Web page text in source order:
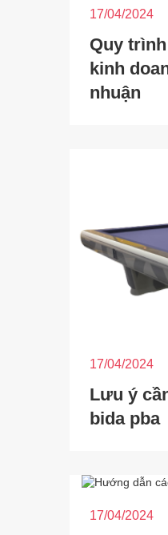
17/04/2024
Quy
kinh
nhuận
17/04/2024
Lưu ý
bida pba
17/04/2024